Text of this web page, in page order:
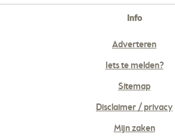
Info
Adverteren
Iets te melden?
Sitemap
Disclaimer / privacy
Mijn zaken